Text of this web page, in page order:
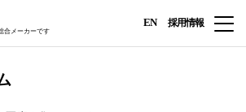
合メーカーです
EN 採用情報